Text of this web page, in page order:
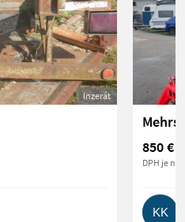
Inzerát
850 €
DPH je